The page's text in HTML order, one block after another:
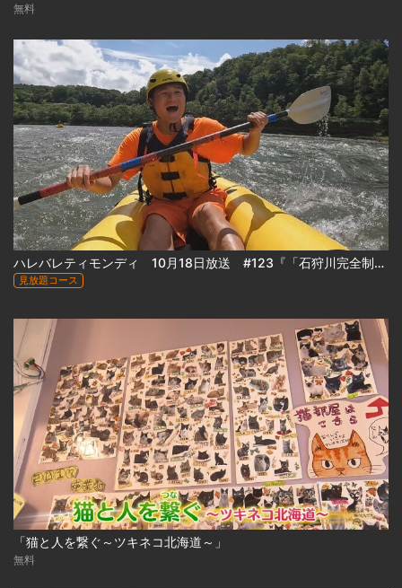
無料
ハレバレティモンディ 10月18日放送 #123『「石狩川完全制覇｣カムイコタン編(前編)』
見放題コース
「猫と人を繋ぐ～ツキネコ北海道～」
無料